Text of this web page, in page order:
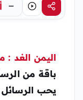
مشاركةاستماع أ
اليمن الغد :
باقة من
يحب الرسائل